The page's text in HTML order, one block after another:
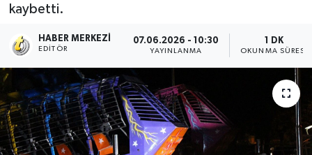
kaybetti.
HABER MERKEZI
EDITÖR
07.06.2026 - 10:30
YAYINLANMA
1 DK
OKUNMA SÜRESI